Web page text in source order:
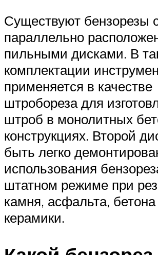
Существуют бензорезы
параллельно
пильными дисками. В
комплектации
применяется в качестве
штробореза для
штроб в монолитных
конструкциях. Второй
быть легко
использования
штатном режиме при
камня, асфальта, бетона
керамики.